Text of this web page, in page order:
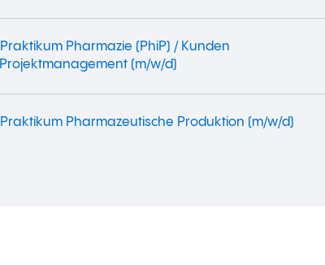
Praktikum Pharmazie (PhiP) / Kunden
Projektmanagement (m/w/d)
Praktikum Pharmazeutische Produktion (m/w/d)